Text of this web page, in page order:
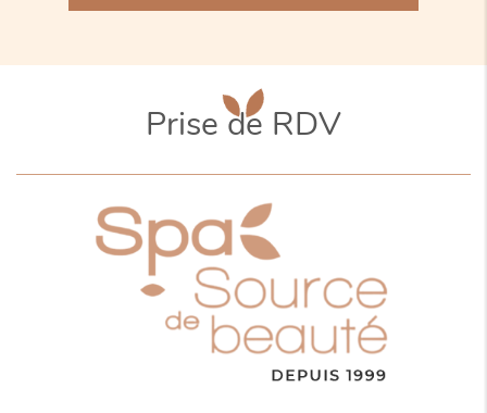
Prise de RDV